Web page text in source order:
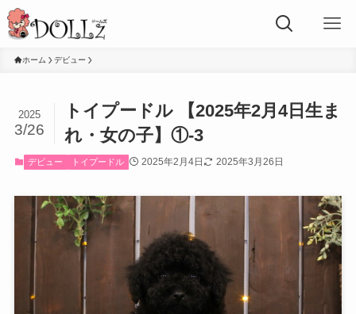
ホーム デビュー
トイプードル 【2025年2月4日生ま
れ・女の子】①-3
2025
3/26
デビュー トイプードル 2025年2月4日 2025年3月26日